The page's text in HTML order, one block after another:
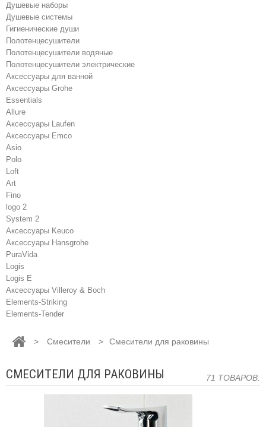
Душевые наборы
Душевые системы
Гигиенические души
Полотенцесушители
Полотенцесушители водяные
Полотенцесушители электрические
Аксессуары для ванной
Аксессуары Grohe
Essentials
Allure
Аксессуары Laufen
Аксессуары Emco
Asio
Polo
Loft
Art
Fino
logo 2
System 2
Аксессуары Keuco
Аксессуары Hansgrohe
PuraVida
Logis
Logis E
Аксессуары Villeroy & Boch
Elements-Striking
Elements-Tender
> Смесители > Cмесители для раковины
CМЕСИТЕЛИ ДЛЯ РАКОВИНЫ 71 ТОВАРОВ.